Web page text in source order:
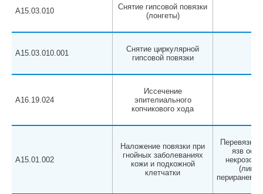
A15.03.010
Снятие гипсовой повязки
(лонгеты)
A15.03.010.001
Снятие циркулярной
гипсовой повязки
A16.19.024
Иссечение
эпителиального
копчикового хода
A15.01.002
Наложение повязки при
гнойных заболеваниях
кожи и подкожной
клетчатки
Перевязка
язв